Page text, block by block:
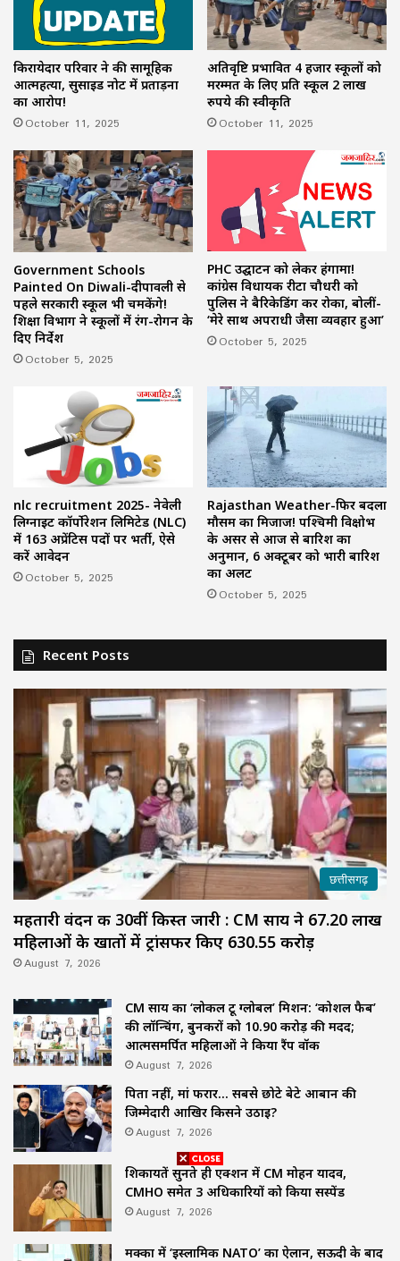
किरायेदार परिवार ने की सामूहिक
आत्महत्या, सुसाइड नोट में प्रताड़ना
का आरोप!
October 11, 2025
अतिवृष्टि प्रभावित 4 हजार स्कूलों को
मरम्मत के लिए प्रति स्कूल 2 लाख
रुपये की स्वीकृति
October 11, 2025
Government Schools
Painted On Diwali-दीपावली से
पहले सरकारी स्कूल भी चमकेंगे!
शिक्षा विभाग ने स्कूलों में रंग-रोगन के
दिए निर्देश
October 5, 2025
PHC उद्घाटन को लेकर हंगामा!
कांग्रेस विधायक रीटा चौधरी को
पुलिस ने बैरिकेडिंग कर रोका, बोलीं-
‘मेरे साथ अपराधी जैसा व्यवहार हुआ’
October 5, 2025
nlc recruitment 2025- नेवेली
लिग्नाइट कॉर्पोरेशन लिमिटेड (NLC)
में 163 अप्रेंटिस पदों पर भर्ती, ऐसे
करें आवेदन
October 5, 2025
Rajasthan Weather-फिर बदला
मौसम का मिजाज! पश्चिमी विक्षोभ
के असर से आज से बारिश का
अनुमान, 6 अक्टूबर को भारी बारिश
का अलर्ट
October 5, 2025
Recent Posts
छत्तीसगढ़
महतारी वंदन की 30वीं किस्त जारी : CM साय ने 67.20 लाख
महिलाओं के खातों में ट्रांसफर किए ₹630.55 करोड़
August 7, 2026
CM साय का ‘लोकल टू ग्लोबल’ मिशन: ‘कोशल फैब’
की लॉन्चिंग, बुनकरों को 10.90 करोड़ की मदद;
आत्मसमर्पित महिलाओं ने किया रैंप वॉक
August 7, 2026
पिता नहीं, मां फरार… सबसे छोटे बेटे आबान की
जिम्मेदारी आखिर किसने उठाई?
August 7, 2026
शिकायतें सुनते ही एक्शन में CM मोहन यादव,
CMHO समेत 3 अधिकारियों को किया सस्पेंड
August 7, 2026
मक्का में ‘इस्लामिक NATO’ का ऐलान, सऊदी के बाद